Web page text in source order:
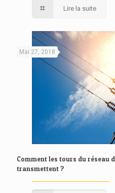
Lire la suite
Mai 27, 2018
Comment les tours du réseau
transmettent ?